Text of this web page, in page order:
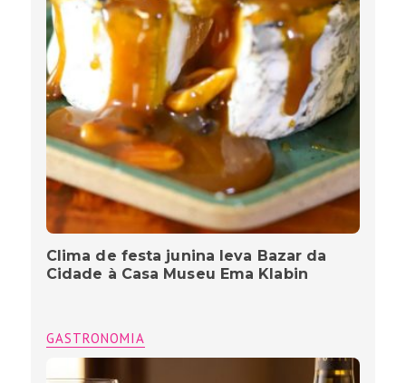
Clima de festa junina leva Bazar da
Cidade à Casa Museu Ema Klabin
GASTRONOMIA